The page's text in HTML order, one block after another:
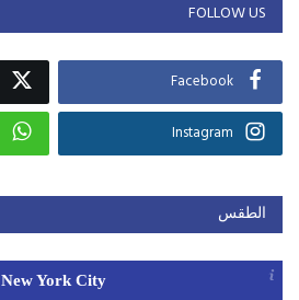
FOLLOW US
Facebook
Instagram
الطقس
New York City